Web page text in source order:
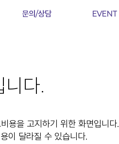
문의/상담 EVENT
니다.
용을 고지하기 위한 화면입니다.
이 달라질 수 있습니다.